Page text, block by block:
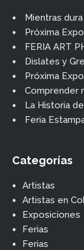
Mientras
Próxima
FERIA ART
Dislates y
Próxima
Comprender
La Historia
Feria
Categorías
Artistas
Artistas en
Exposiciones
Ferias
Ferias